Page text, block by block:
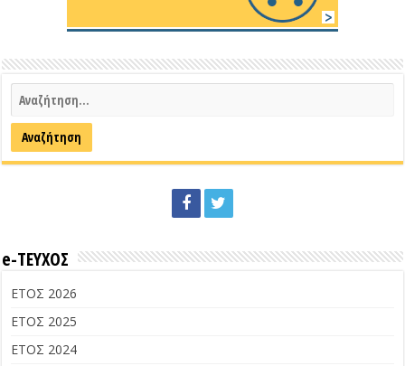
e-ΤΕΥΧΟΣ
ΕΤΟΣ 2026
ΕΤΟΣ 2025
ΕΤΟΣ 2024